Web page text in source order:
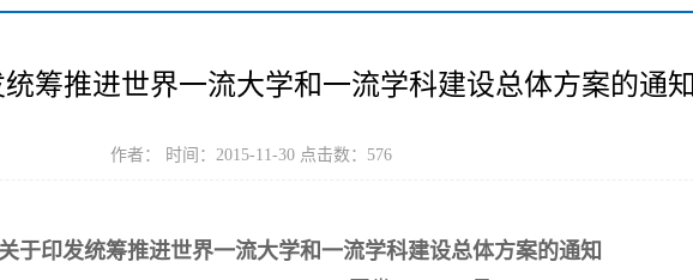
筹推进世界一流大学和一流学科建设总体方案的通知
作者： 时间：2015-11-30 点击数： 576
于印发统筹推进世界一流大学和一流学科建设总体方案的通知